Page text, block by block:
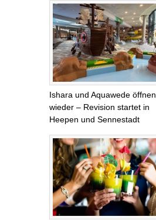
Ishara und Aquawede öffnen
wieder – Revision startet in
Heepen und Sennestadt